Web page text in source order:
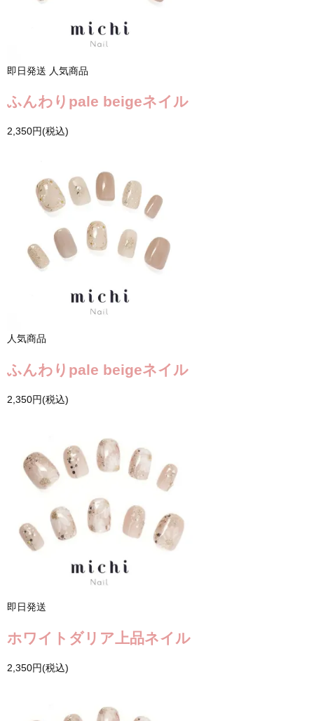
即日発送 人気商品
ふんわりpale beigeネイル
2,350円(税込)
人気商品
ふんわりpale beigeネイル
2,350円(税込)
即日発送
ホワイトダリア上品ネイル
2,350円(税込)